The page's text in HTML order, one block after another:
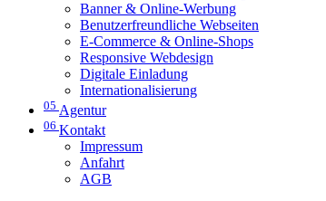
Banner & Online-Werbung
Benutzerfreundliche Webseiten
E-Commerce & Online-Shops
Responsive Webdesign
Digitale Einladung
Internationalisierung
05 Agentur
06 Kontakt
Impressum
Anfahrt
AGB